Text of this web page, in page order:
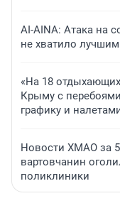
AI-AINA: Атака на
не хватило
«На 18
Крыму с
графику и
Новости ХМАО за 5
вартовчанин
поликлиники